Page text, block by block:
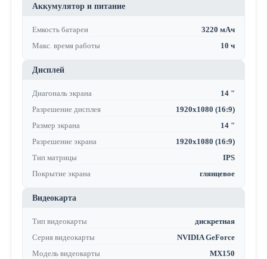
Аккумулятор и питание
Емкость батареи
3220 мАч
Макс. время работы
10 ч
Дисплей
Диагональ экрана
14 "
Разрешение дисплея
1920x1080 (16:9)
Размер экрана
14 "
Разрешение экрана
1920x1080 (16:9)
Тип матрицы
IPS
Покрытие экрана
глянцевое
Видеокарта
Тип видеокарты
дискретная
Серия видеокарты
NVIDIA GeForce
Модель видеокарты
MX150